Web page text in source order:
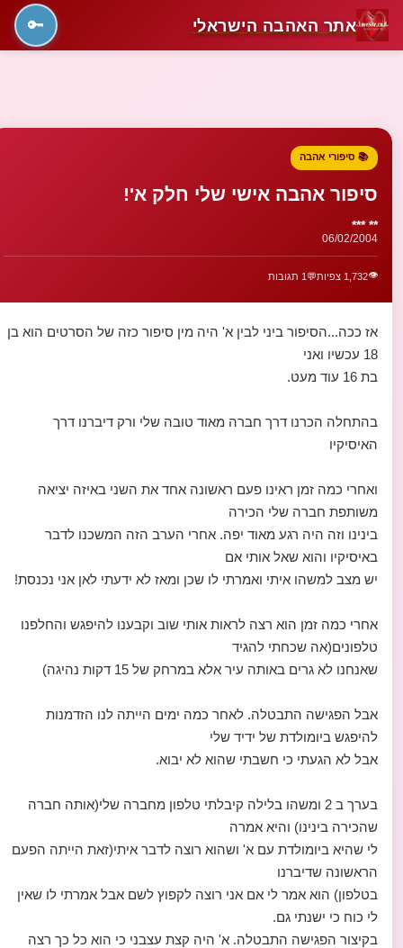
אתר האהבה הישראלי 🔑
📚 סיפורי אהבה
סיפור אהבה אישי שלי חלק א'!
** ***
06/02/2004
👁️1,732 צפיות 💬 1 תגובות
אז ככה...הסיפור ביני לבין א' היה מין סיפור כזה של הסרטים הוא בן
18 עכשיו ואני
בת 16 עוד מעט.
בהתחלה הכרנו דרך חברה מאוד טובה שלי ורק דיברנו דרך
האיסיקיו
ואחרי כמה זמן ראינו פעם ראשונה אחד את השני באיזה יציאה
משותפת חברה שלי הכירה
בינינו וזה היה רגע מאוד יפה. אחרי הערב הזה המשכנו לדבר
באיסיקיו והוא שאל אותי אם
יש מצב למשהו איתי ואמרתי לו שכן ומאז לא ידעתי לאן אני נכנסת!
אחרי כמה זמן הוא רצה לראות אותי שוב וקבענו להיפגש והחלפנו
טלפונים(אה שכחתי להגיד
שאנחנו לא גרים באותה עיר אלא במרחק של 15 דקות נהיגה)
אבל הפגישה התבטלה. לאחר כמה ימים הייתה לנו הזדמנות
להיפגש ביומולדת של ידיד שלי
אבל לא הגעתי כי חשבתי שהוא לא יבוא.
בערך ב 2 ומשהו בלילה קיבלתי טלפון מחברה שלי(אותה חברה
שהכירה בינינו) והיא אמרה
לי שהיא ביומולדת עם א' ושהוא רוצה לדבר איתי(זאת הייתה הפעם
הראשונה שדיברנו
בטלפון) הוא אמר לי אם אני רוצה לקפוץ לשם אבל אמרתי לו שאין
לי כוח כי ישנתי גם.
בקיצור הפגישה התבטלה. א' היה קצת עצבני כי הוא כל כך רצה